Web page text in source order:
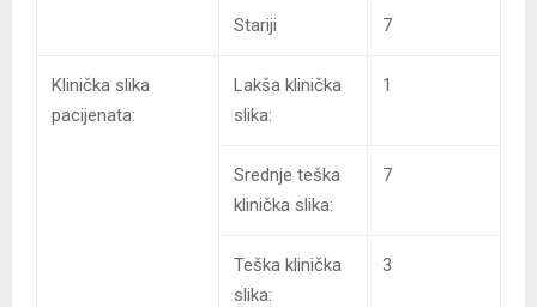
Stariji 7
Klinička slika
pacijenata:
Lakša klinička
slika:
1
Srednje teška
klinička slika:
7
Teška klinička
slika:
3